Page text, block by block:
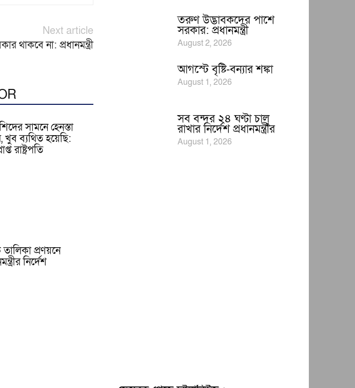
Next article
থাকবে না: প্রধানমন্ত্রী
সামনে হেনস্তা
খুব ব্যথিত হয়েছি:
রাষ্ট্রপতি
প্রণয়নে
নির্দেশ
তরুণ উদ্ভাবকদের পাশে
সরকার: প্রধানমন্ত্রী
August 2, 2026
আগস্টে বৃষ্টি-বন্যার শঙ্কা
August 1, 2026
সব বন্দর ২৪ ঘণ্টা চালু
রাখার নির্দেশ প্রধানমন্ত্রীর
August 1, 2026